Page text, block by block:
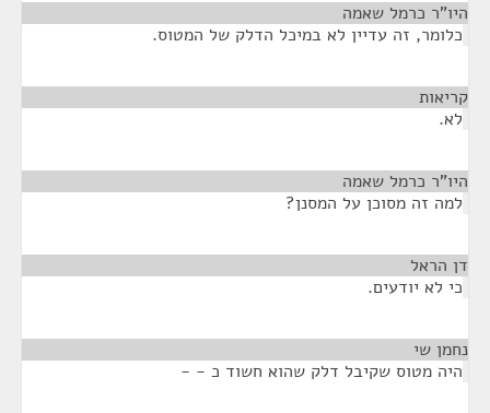
היו"ר כרמל שאמה
כלומר, זה עדיין לא במיכל הדלק של המטוס.
קריאות
לא.
היו"ר כרמל שאמה
למה זה מסוכן על המסנן?
דן הראל
כי לא יודעים.
נחמן שי
היה מטוס שקיבל דלק שהוא חשוד כ - -